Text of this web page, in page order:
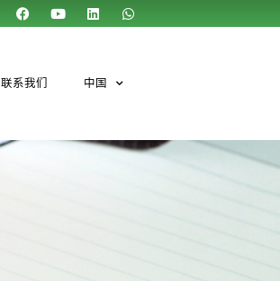
联系我们 中国